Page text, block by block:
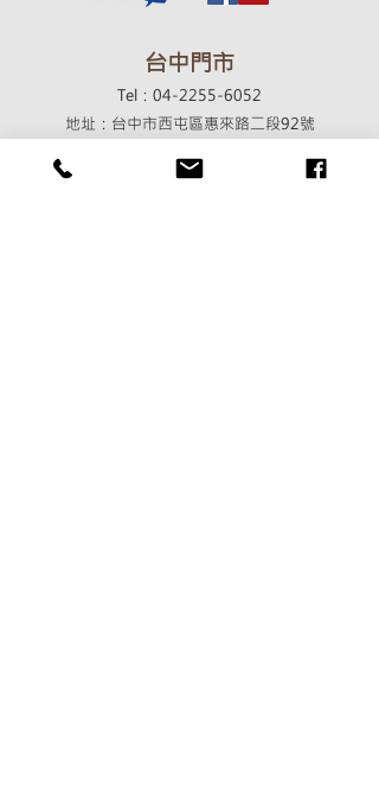
​台中門市
Tel：04-2255-6052
地址：台中市西屯區惠來路二段92號
​週日預約制